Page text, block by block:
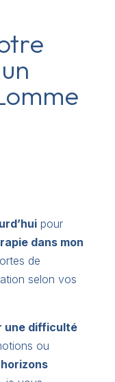
pour
dans mon
de
selon vos
une difficulté
ou